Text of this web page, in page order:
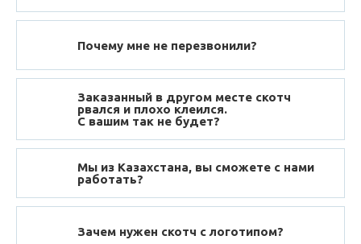
Почему мне не перезвонили?
Заказанный в другом месте скотч
рвался и плохо клеился.
С вашим так не будет?
Мы из Казахстана, вы сможете с нами
работать?
Зачем нужен скотч с логотипом?